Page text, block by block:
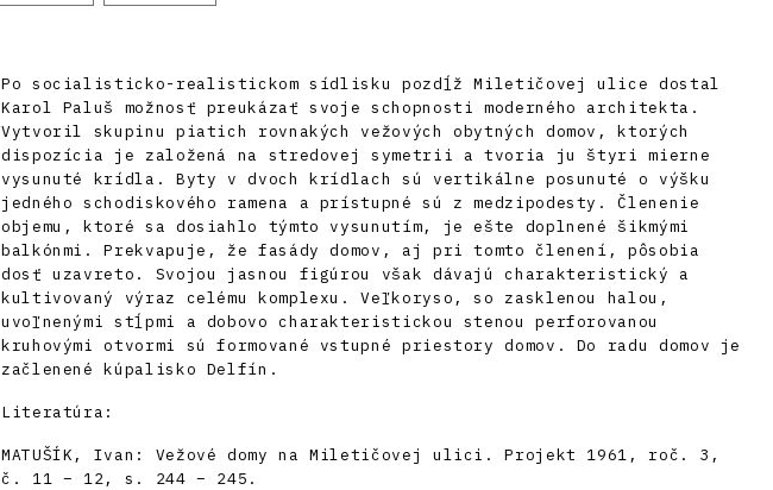
Po socialisticko-realistickom sídlisku pozdĺž Miletičovej ulice dostal
Karol Paluš možnosť preukázať svoje schopnosti moderného architekta.
Vytvoril skupinu piatich rovnakých vežových obytných domov, ktorých
dispozícia je založená na stredovej symetrii a tvoria ju štyri mierne
vysunuté krídla. Byty v dvoch krídlach sú vertikálne posunuté o výšku
jedného schodiskového ramena a prístupné sú z medzipodesty. Členenie
objemu, ktoré sa dosiahlo týmto vysunutím, je ešte doplnené šikmými
balkónmi. Prekvapuje, že fasády domov, aj pri tomto členení, pôsobia
dosť uzavreto. Svojou jasnou figúrou však dávajú charakteristický a
kultivovaný výraz celému komplexu. Veľkoryso, so zasklenou halou,
uvoľnenými stĺpmi a dobovo charakteristickou stenou perforovanou
kruhovými otvormi sú formované vstupné priestory domov. Do radu domov je
začlenené kúpalisko Delfín.
Literatúra:
MATUŠÍK, Ivan: Vežové domy na Miletičovej ulici. Projekt 1961, roč. 3,
č. 11 – 12, s. 244 – 245.